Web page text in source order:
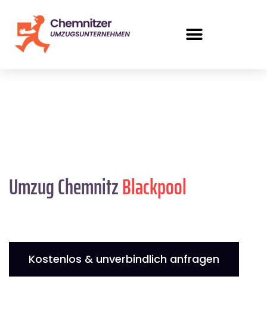
Umzug ChemnitzBlackpool
Kostenlos & unverbindlich anfragen